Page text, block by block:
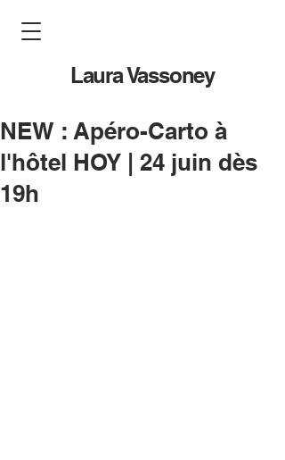
Laura Vassoney
NEW : Apéro-Carto à
l'hôtel HOY | 24 juin dès
19h